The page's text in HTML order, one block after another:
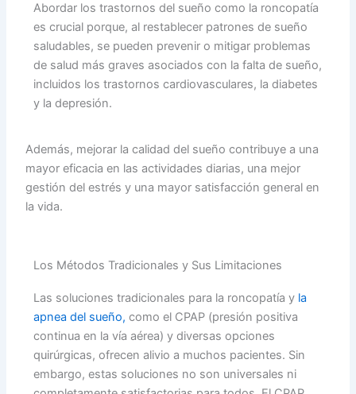
Abordar los trastornos del sueño como la roncopatía
es crucial porque, al restablecer patrones de sueño
saludables, se pueden prevenir o mitigar problemas
de salud más graves asociados con la falta de sueño,
incluidos los trastornos cardiovasculares, la diabetes
y la depresión.
Además, mejorar la calidad del sueño contribuye a una
mayor eficacia en las actividades diarias, una mejor
gestión del estrés y una mayor satisfacción general en
la vida.
Los Métodos Tradicionales y Sus Limitaciones
Las soluciones tradicionales para la roncopatía y la
apnea del sueño, como el CPAP (presión positiva
continua en la vía aérea) y diversas opciones
quirúrgicas, ofrecen alivio a muchos pacientes. Sin
embargo, estas soluciones no son universales ni